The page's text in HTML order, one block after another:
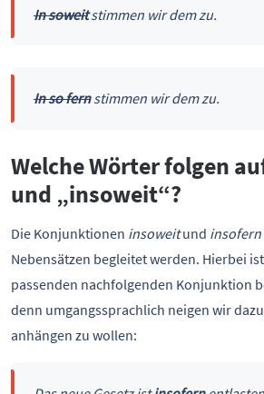
In soweitstimmen wir dem zu.
In so fernstimmen wir dem zu.
Welche Wörter folgen
und „insoweit“?
Die Konjunktionen insoweitund insofern
Nebensätzen begleitet werden. Hierbei
passenden nachfolgenden Konjunktion
denn umgangssprachlich neigen wir
anhängen zu wollen: